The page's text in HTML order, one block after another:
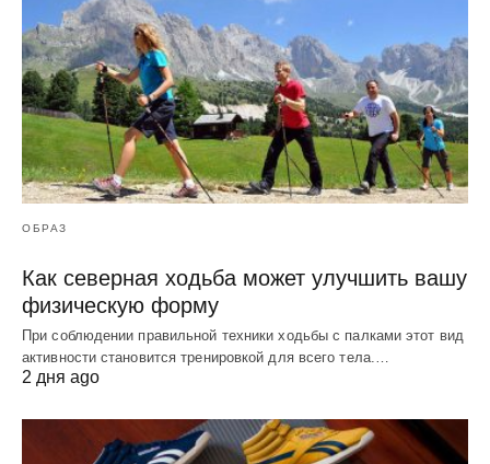
ОБРАЗ
Как северная ходьба может улучшить вашу
физическую форму
При соблюдении правильной техники ходьбы с палками этот вид
активности становится тренировкой для всего тела.…
2 дня ago